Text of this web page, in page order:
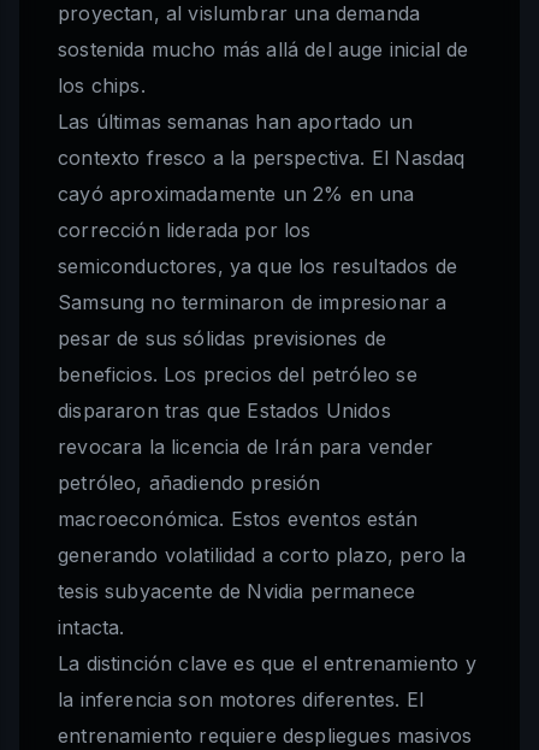
proyectan, al vislumbrar una demanda
sostenida mucho más allá del auge inicial de
los chips.
Las últimas semanas han aportado un
contexto fresco a la perspectiva. El Nasdaq
cayó aproximadamente un 2% en una
corrección liderada por los
semiconductores, ya que los resultados de
Samsung no terminaron de impresionar a
pesar de sus sólidas previsiones de
beneficios. Los precios del petróleo se
dispararon tras que Estados Unidos
revocara la licencia de Irán para vender
petróleo, añadiendo presión
macroeconómica. Estos eventos están
generando volatilidad a corto plazo, pero la
tesis subyacente de Nvidia permanece
intacta.
La distinción clave es que el entrenamiento y
la inferencia son motores diferentes. El
entrenamiento requiere despliegues masivos